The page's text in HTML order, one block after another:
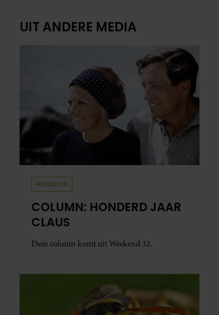
UIT ANDERE MEDIA
WEEKEND
COLUMN: HONDERD JAAR
CLAUS
Deze column komt uit Weekend 32.